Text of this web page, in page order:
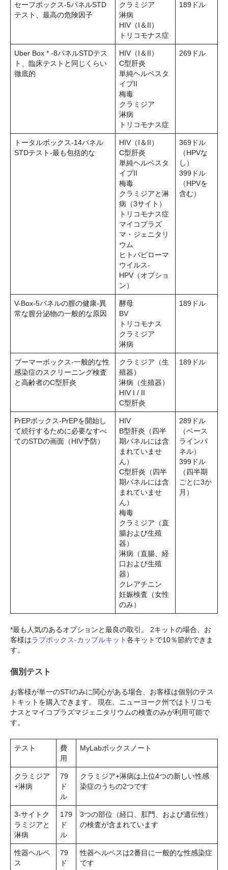
セーフボックス-5パネルSTD
テスト、最高の危険因子
クラミジア
淋病
HIV（I＆II）
トリコモナス症
189ドル
Uber Box * -8パネルSTDテス
ト、臨床テストと同じくらい
徹底的
HIV（I＆II）
C型肝炎
単純ヘルペスタ
イプII
梅毒
クラミジア
淋病
トリコモナス症
269ドル
トータルボックス-14パネル
STDテスト-最も包括的な
HIV（I＆II）
C型肝炎
単純ヘルペスタ
イプII
梅毒
クラミジアと淋
病（3サイト）
トリコモナス症
マイコプラズ
マ・ジェニタリ
ウム
ヒトパピローマ
ウイルス-
HPV（オプショ
ン）
369ドル
（HPVな
し）
399ドル
（HPVを
含む）
V-Box-5パネルの膣の健康-異
常な膣分泌物の一般的な原因
酵母
BV
トリコモナス
クラミジア
淋病
189ドル
ブーマーボックス-一般的な性
感染症のスクリーニング検査
と高齢者のC型肝炎
クラミジア（生
殖器）
淋病（生殖器）
HIV I / II
C型肝炎
189ドル
PrEPボックス-PrEPを開始し
て続行するために必要なすべ
てのSTDの画面（HIV予防）
HIV
B型肝炎（四半
期パネルには含
まれていませ
ん）
C型肝炎（四半
期パネルには含
まれていませ
ん）
梅毒
クラミジア（直
腸および生殖
器）
淋病（直腸、経
口および生殖
器）
クレアチニン
妊娠検査（女性
のみ）
289ドル
（ベース
ラインパ
ネル）
399ドル
（四半期
ごとに3か
月）
*最も人気のあるオプションと最良の取引。 2キットの場合、お
客様はラブボックス-カップルキット各キットで10％節約できま
す。
個別テスト
お客様が単一のSTIのみに関心がある場合、お客様は個別のテス
トキットを購入できます。 現在、ニューヨーク州ではトリコモ
ナスとマイコプラズマジェニタリウムの検査のみが利用可能で
す。
テスト
費
用
MyLabボックスノート
クラミジア
+淋病
79
ド
ル
クラミジア+淋病は上位4つの新しい性感
染症のうちの2つです
3-サイトク
ラミジアと
淋病
179
ド
ル
3つの部位（経口、肛門、および遺伝性）
の検査が含まれています
性器ヘルペ
ス
79
ド
性器ヘルペスは2番目に一般的な性感染症
です